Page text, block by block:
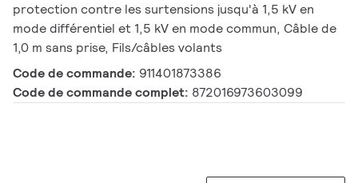
protection contre les surtensions jusqu'à 1,5 kV en
mode différentiel et 1,5 kV en mode commun, Câble de
1,0 m sans prise, Fils/câbles volants
Code de commande: 911401873386
Code de commande complet: 872016973603099